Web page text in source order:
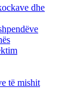
dhe
të mishit